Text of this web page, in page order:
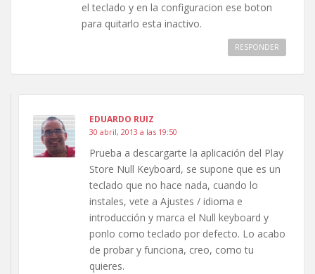
el teclado y en la configuracion ese boton
para quitarlo esta inactivo.
RESPONDER
EDUARDO RUIZ
30 abril, 2013 a las 19:50
Prueba a descargarte la aplicación del Play
Store Null Keyboard, se supone que es un
teclado que no hace nada, cuando lo
instales, vete a Ajustes / idioma e
introducción y marca el Null keyboard y
ponlo como teclado por defecto. Lo acabo
de probar y funciona, creo, como tu
quieres.